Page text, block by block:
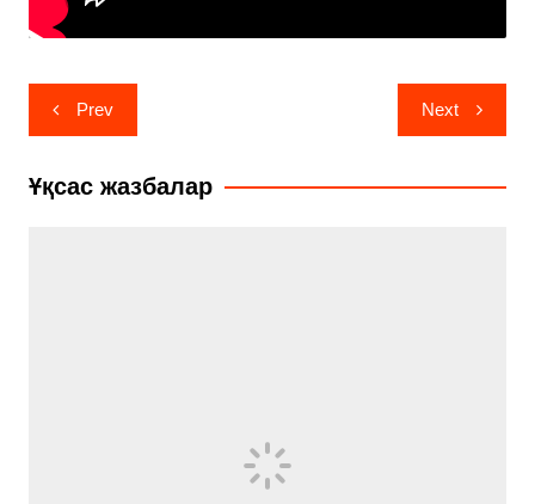
Навигация
по
записям
Prev Next
Ұқсас жазбалар